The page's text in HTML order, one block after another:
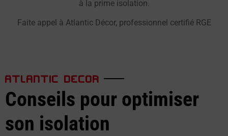
à la prime isolation.
Faite appel à Atlantic Décor, professionnel certifié RGE
ATLANTIC DECOR
Conseils pour optimiser
son isolation